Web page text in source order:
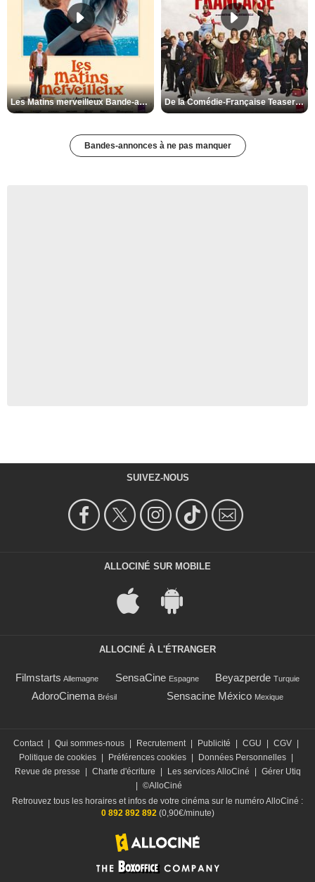
Les Matins merveilleux Bande-annonce VF De la Comédie-Française Teaser VF
Bandes-annonces à ne pas manquer
SUIVEZ-NOUS
ALLOCINÉ SUR MOBILE
ALLOCINÉ À L'ÉTRANGER
Filmstarts Allemagne SensaCine Espagne Beyazperde Turquie
AdoroCinema Brésil Sensacine México Mexique
Contact Qui sommes-nous Recrutement Publicité CGU CGV
Politique de cookies
Préférences cookies Données Personnelles
Revue de presse
Charte d'écriture Les services AlloCiné
Gérer Utiq
©AlloCiné
Retrouvez tous les horaires et infos de votre cinéma sur le numéro AlloCiné :
0 892 892 892(0,90€/minute)